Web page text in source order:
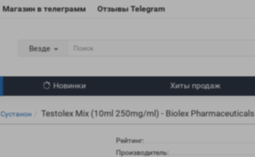
Магазин в телеграмм Отзывы Telegram
Везде
Новинки Хиты продаж
Сустанон Testolex Mix (10ml 250mg/ml) - Biolex Pharmaceuticals
Рейтинг:
Производитель: